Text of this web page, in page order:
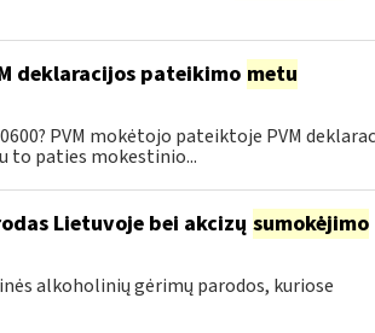
deklaracijos pateikimo metu
PVM mokėtojo pateiktoje PVM
to paties mokestinio...
Lietuvoje bei akcizų sumokėjimo
alkoholinių gėrimų parodos, kuriose